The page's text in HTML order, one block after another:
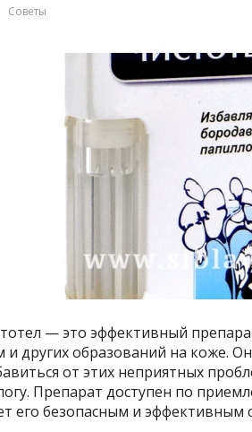
Советы
— это эффективный
и других образований на коже.
от этих неприятных
Препарат доступен по
его безопасным и эффективным